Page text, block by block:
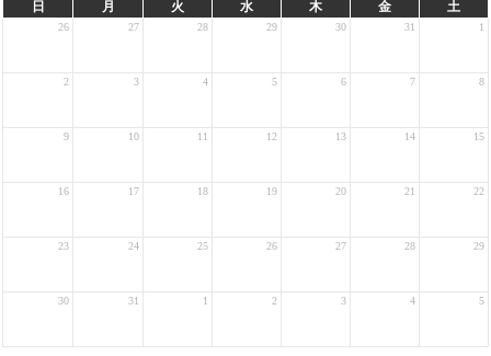
日 月 火 水 木 金 土
26 27 28 29 30 31 1
2 3 4 5 6 7 8
9 10 11 12 13 14 15
16 17 18 19 20 21 22
23 24 25 26 27 28 29
30 31 1 2 3 4 5